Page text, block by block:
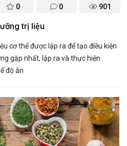
0 0 901
trị liệu
cơ thể được lập ra để tạo điều kiện
gặp nhất, lập ra và thực hiện
độ ăn